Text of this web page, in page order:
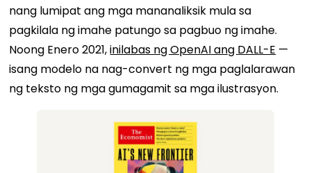
nang lumipat ang mga mananaliksik mula sa
pagkilala ng imahe patungo sa pagbuo ng imahe.
Noong Enero 2021,inilabas ng OpenAI ang DALL-E —
isang modelo na nag-convert ng mga paglalarawan
ng teksto ng mga gumagamit sa mga ilustrasyon.